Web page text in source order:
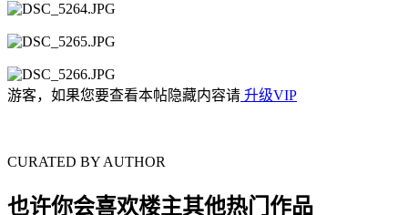
游客，如果您要查看本帖隐藏内容请 升级VIP
CURATED BY AUTHOR
也许你会喜欢楼主其他热门作品